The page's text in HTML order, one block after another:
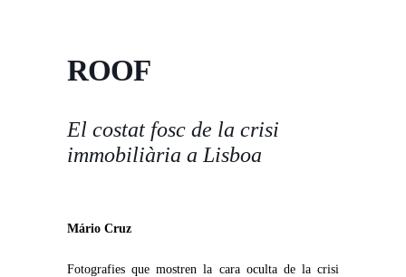
ROOF
El costat fosc de la crisi
immobiliària a Lisboa
Mário Cruz
Fotografies que mostren la cara oculta de la crisi